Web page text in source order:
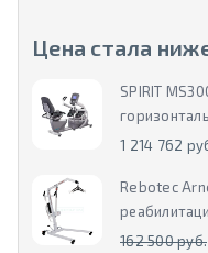
Цена стала
SPIRIT
1 214 762
Rebotec
162 500 руб.